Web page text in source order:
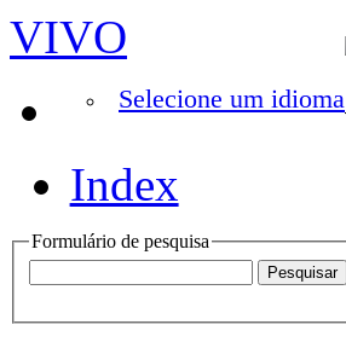
VIVO
Selecione um idioma
Index
Formulário de pesquisa